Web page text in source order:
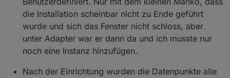
die Installation scheinbar nicht zu Ende geführt
wurde und sich das Fenster nicht schloss, aber
unter Adapter war er dann da und ich musste nur
noch eine Instanz hinzufügen.
Nach der Einrichtung wurden die Datenpunkte alle